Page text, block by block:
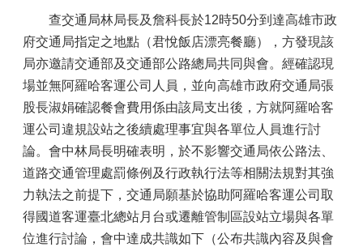
查交通局林局長及詹科長於12時50分到達高雄市政
府交通局指定之地點（君悅飯店漂亮餐廳），方發現該
局亦邀請交通部及交通部公路總局共同與會。經確認現
場並無阿羅哈客運公司人員，並向高雄市政府交通局張
股長淑娟確認餐會費用係由該局支出後，方就阿羅哈客
運公司違規設站之後續處理事宜與各單位人員進行討
論。會中林局長明確表明，於不影響交通局依公路法、
道路交通管理處罰條例及行政執行法等相關法規對其強
力執法之前提下，交通局願基於協助阿羅哈客運公司取
得國道客運臺北總站月台或遷離管制區設站立場與各單
位進行討論，會中達成共識如下（公布共識內容及與會